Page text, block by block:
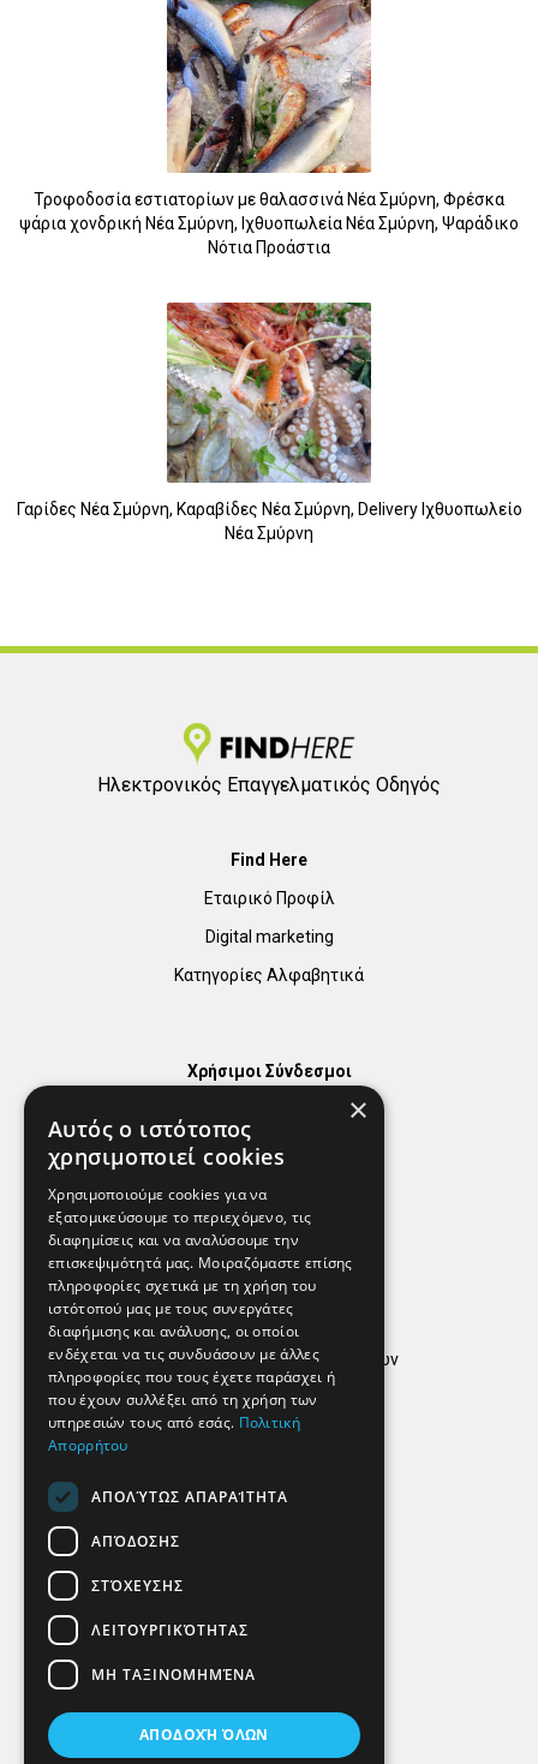
Τροφοδοσία εστιατορίων με θαλασσινά Νέα Σμύρνη, Φρέσκα
ψάρια χονδρική Νέα Σμύρνη, Ιχθυοπωλεία Νέα Σμύρνη, Ψαράδικο
Νότια Προάστια
Γαρίδες Νέα Σμύρνη, Καραβίδες Νέα Σμύρνη, Delivery Ιχθυοπωλείο
Νέα Σμύρνη
5
Ηλεκτρονικός Επαγγελματικός Οδηγός
Find Here
Εταιρικό Προφίλ
Digital marketing
Κατηγορίες Αλφαβητικά
Χρήσιμοι Σύνδεσμοι
Χρήσιμα Τηλέφωνα
Εφημερεύοντα Φαρμακεία
Απόρρητο
Όροι Χρήσης
Πολιτική προστασίας δεδομένων
Findhere
Social Media
×
Αυτός ο ιστότοπος
χρησιμοποιεί cookies
Χρησιμοποιούμε cookies για να
εξατομικεύσουμε το περιεχόμενο, τις
διαφημίσεις και να αναλύσουμε την
επισκεψιμότητά μας. Μοιραζόμαστε επίσης
πληροφορίες σχετικά με τη χρήση του
ιστότοπού μας με τους συνεργάτες
διαφήμισης και ανάλυσης, οι οποίοι
ενδέχεται να τις συνδυάσουν με άλλες
πληροφορίες που τους έχετε παράσχει ή
που έχουν συλλέξει από τη χρήση των
υπηρεσιών τους από εσάς. Πολιτική
Απορρήτου
ΑΠΟΛΎΤΩΣ ΑΠΑΡΑΊΤΗΤΑ
ΑΠΌΔΟΣΗΣ
ΣΤΌΧΕΥΣΗΣ
ΛΕΙΤΟΥΡΓΙΚΌΤΗΤΑΣ
ΜΗ ΤΑΞΙΝΟΜΗΜΈΝΑ
ΑΠΟΔΟΧΉ ΌΛΩΝ